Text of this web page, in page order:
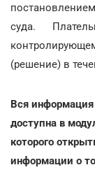
суда.
(решение) в
Вся
доступна в
которого
информации о